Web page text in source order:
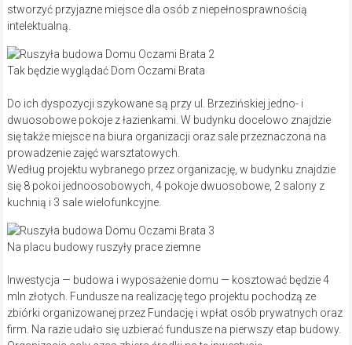
stworzyć przyjazne miejsce dla osób z niepełnosprawnością
intelektualną.
Tak będzie wyglądać Dom Oczami Brata
Do ich dyspozycji szykowane są przy ul. Brzezińskiej jedno- i
dwuosobowe pokoje z łazienkami. W budynku docelowo znajdzie
się także miejsce na biura organizacji oraz sale przeznaczona na
prowadzenie zajęć warsztatowych.
Według projektu wybranego przez organizację, w budynku znajdzie
się 8 pokoi jednoosobowych, 4 pokoje dwuosobowe, 2 salony z
kuchnią i 3 sale wielofunkcyjne.
Na placu budowy ruszyły prace ziemne
Inwestycja — budowa i wyposażenie domu — kosztować będzie 4
mln złotych. Fundusze na realizację tego projektu pochodzą ze
zbiórki organizowanej przez Fundację i wpłat osób prywatnych oraz
firm. Na razie udało się uzbierać fundusze na pierwszy etap budowy.